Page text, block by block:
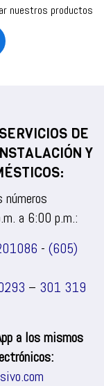
nuestros productos
DE
Y
a 6:00 p.m.:
- (605)
– 301 319
a los mismos